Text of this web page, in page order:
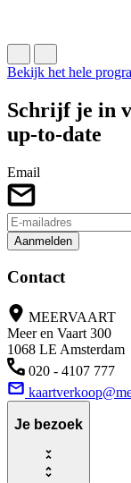
Bekijk het hele
Schrijf je in
up-to-date
Email
Aanmelden
Contact
MEERVAART
Meer en Vaart 300
1068 LE Amsterdam
020 - 4107 777
Je bezoek